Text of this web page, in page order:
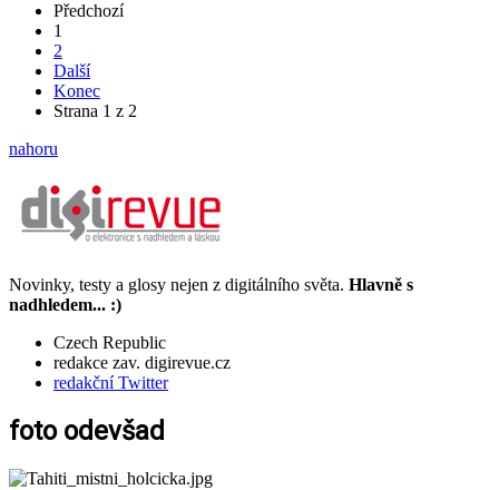
Předchozí
1
2
Další
Konec
Strana 1 z 2
nahoru
Novinky, testy a glosy nejen z digitálního světa. Hlavně s
nadhledem... :)
Czech Republic
redakce zav. digirevue.cz
redakční Twitter
foto odevšad